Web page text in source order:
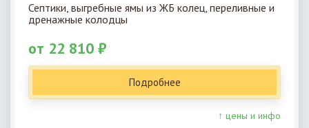
Септики, выгребные ямы из ЖБ колец, переливные и
дренажные колодцы
от 22 810 ₽
Подробнее
↑ цены и инфо